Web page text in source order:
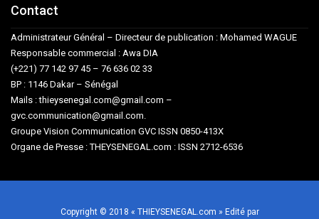
Contact
Administrateur Général – Directeur de publication : Mohamed WAGUE
Responsable commercial : Awa DIA
(+221) 77 142 97 45 – 76 636 02 33
BP : 1146 Dakar – Sénégal
Mails : thieysenegal.com@gmail.com –
gvc.communication@gmail.com.
Groupe Vision Communication GVC ISSN 0850-413X
Organe de Presse : THEYSENEGAL.com : ISSN 2712-6536
Copyright © 2018 « THIEYSENEGAL.com » Edité par